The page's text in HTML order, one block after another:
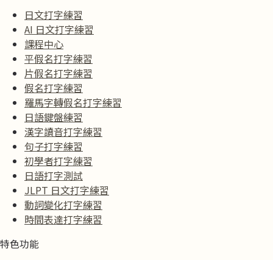
日文打字練習
AI 日文打字練習
課程中心
平假名打字練習
片假名打字練習
假名打字練習
羅馬字轉假名打字練習
日語鍵盤練習
漢字讀音打字練習
句子打字練習
初學者打字練習
日語打字測試
JLPT 日文打字練習
動詞變化打字練習
時間表達打字練習
特色功能